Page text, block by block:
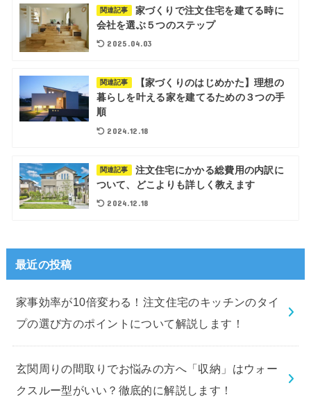
関連記事
家づくりで注文住宅を建てる時に
会社を選ぶ５つのステップ
2025.04.03
関連記事
【家づくりのはじめかた】理想の
暮らしを叶える家を建てるための３つの手
順
2024.12.18
関連記事
注文住宅にかかる総費用の内訳に
ついて、どこよりも詳しく教えます
2024.12.18
最近の投稿
家事効率が10倍変わる！注文住宅のキッチンのタイ
プの選び方のポイントについて解説します！
玄関周りの間取りでお悩みの方へ「収納」はウォー
クスルー型がいい？徹底的に解説します！